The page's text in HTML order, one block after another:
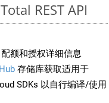
REST API
额和授权详细信息
存储库获取适用于
SDKs 以自行编译/使用